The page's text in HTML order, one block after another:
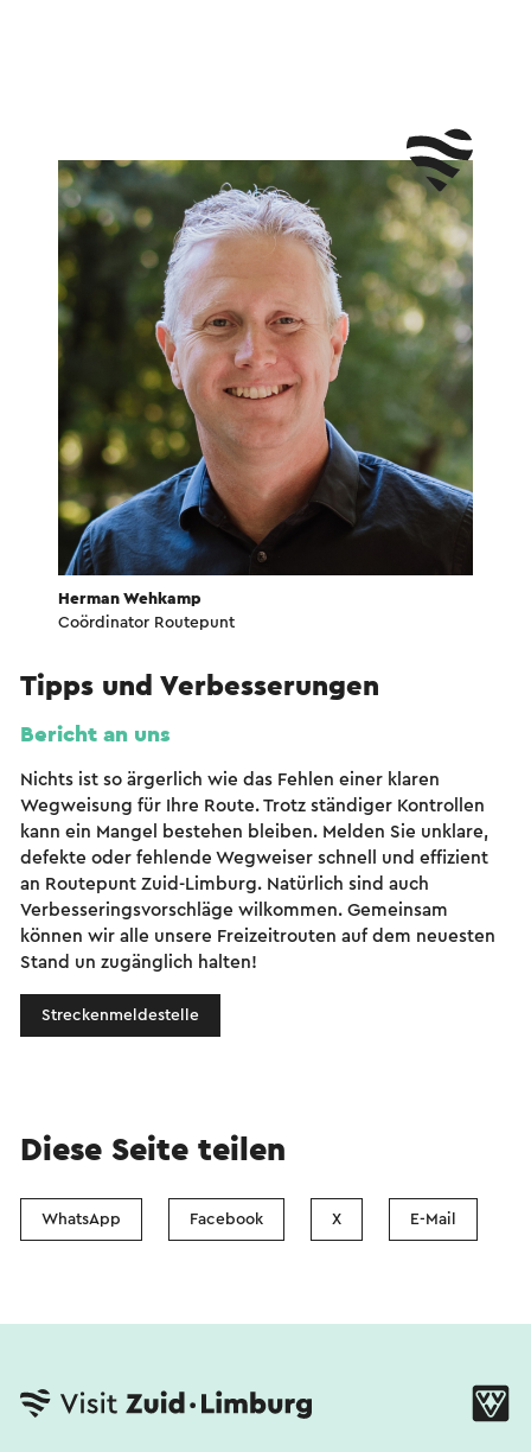
Herman Wehkamp
Coördinator Routepunt
Tipps und Verbesserungen
Bericht an uns
Nichts ist so ärgerlich wie das Fehlen einer klaren
Wegweisung für Ihre Route. Trotz ständiger Kontrollen
kann ein Mangel bestehen bleiben. Melden Sie unklare,
defekte oder fehlende Wegweiser schnell und effizient
an Routepunt Zuid-Limburg. Natürlich sind auch
Verbesseringsvorschläge wilkommen. Gemeinsam
können wir alle unsere Freizeitrouten auf dem neuesten
Stand un zugänglich halten!
Streckenmeldestelle
Diese Seite teilen
WhatsApp Facebook X E-Mail